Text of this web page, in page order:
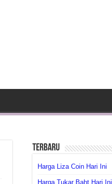
Terbaru
Harga Liza Coin Hari Ini
Harga Tukar Baht Hari Ini